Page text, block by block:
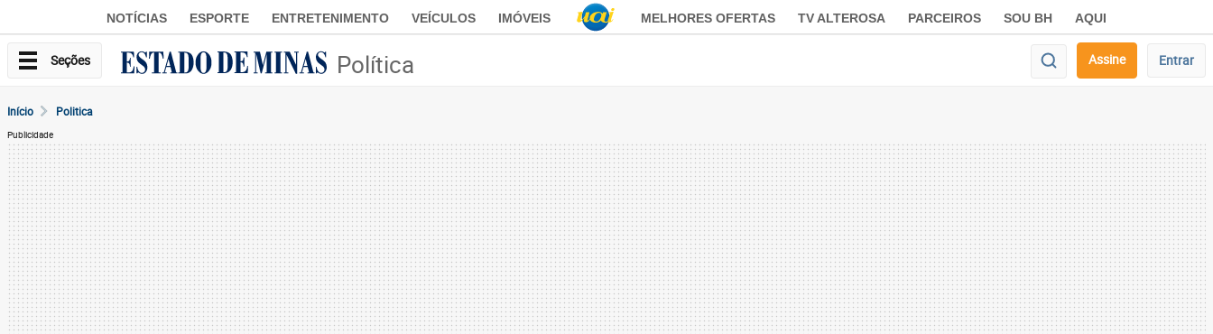
NOTÍCIAS ESPORTE ENTRETENIMENTO VEÍCULOS IMÓVEIS MELHORES OFERTAS TV ALTEROSA PARCEIROS SOU BH AQUI
Seções Política Assine Entrar
Início Politica
Publicidade